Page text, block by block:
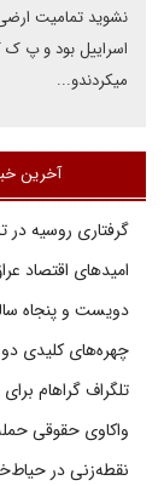
نشوید تمامیت
اسراییل بود و پ
میکردندو...
آخرین
گرفتاری روسیه در
امیدهای اقتصاد
دویست و پنجاه
چهره‌های کلیدی
تلگراف گراهام برای
واکاوی حقوقی
نقطه‌زنی در